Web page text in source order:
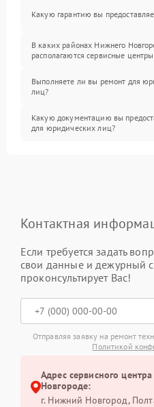
Какую гарантию вы
В каких районах Нижнего
располагаются сервисные
Выполняете ли вы ремонт для
лиц?
Какую документацию вы
для юридических лиц?
Контактная
Если требуется задать
свои данные и дежурный
проконсультирует Вас!
Отправляя заявку на ремонт
Политикой
Адрес сервисного
Новгороде:
г. Нижний Новгород,